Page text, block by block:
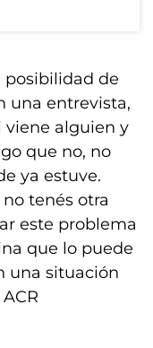
posibilidad de
una entrevista,
viene alguien y
que no, no
ya estuve.
tenés otra
este problema
que lo puede
una situación